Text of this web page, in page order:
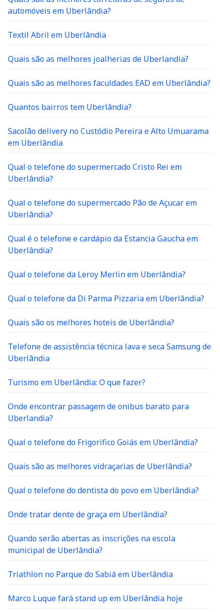
automóveis em Uberlândia?
Textil Abril em Uberlândia
Quais são as melhores joalherias de Uberlandia?
Quais são as melhores faculdades EAD em Uberlândia?
Quantos bairros tem Uberlândia?
Sacolão delivery no Custódio Pereira e Alto Umuarama
em Uberlândia
Qual o telefone do supermercado Cristo Rei em
Uberlândia?
Qual o telefone do supermercado Pão de Açucar em
Uberlândia?
Qual é o telefone e cardápio da Estancia Gaucha em
Uberlândia?
Qual o telefone da Leroy Merlin em Uberlândia?
Qual o telefone da Di Parma Pizzaria em Uberlândia?
Quais são os melhores hoteis de Uberlândia?
Telefone de assistência técnica lava e seca Samsung de
Uberlândia
Turismo em Uberlândia: O que fazer?
Onde encontrar passagem de onibus barato para
Uberlandia?
Qual o telefone do Frigorifico Goiás em Uberlândia?
Quais são as melhores vidraçarias de Uberlândia?
Qual o telefone do dentista do povo em Uberlândia?
Onde tratar dente de graça em Uberlândia?
Quando serão abertas as inscrições na escola
municipal de Uberlândia?
Triathlon no Parque do Sabiá em Uberlândia
Marco Luque fará stand up em Uberlândia hoje